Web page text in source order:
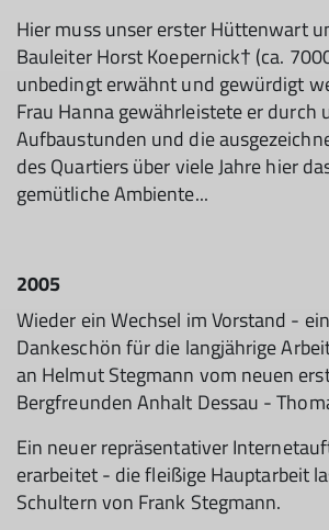
Hier muss unser erster Hüttenwart
Bauleiter Horst Koepernick† (ca.
unbedingt erwähnt und gewürdigt
Frau Hanna gewährleistete er durch
Aufbaustunden und die
des Quartiers über viele Jahre hier
gemütliche Ambiente...
2005
Wieder ein Wechsel im Vorstand -
Dankeschön für die langjährige
an Helmut Stegmann vom neuen
Bergfreunden Anhalt Dessau -
Ein neuer repräsentativer
erarbeitet - die fleißige Hauptarbeit
Schultern von Frank Stegmann.